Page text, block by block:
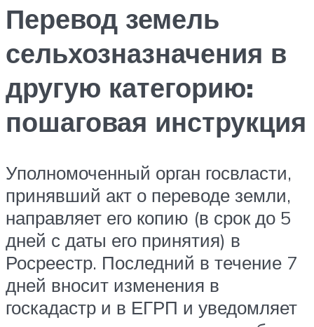
Перевод земель
сельхозназначения в
другую категорию:
пошаговая инструкция
Уполномоченный орган госвласти,
принявший акт о переводе земли,
направляет его копию (в срок до 5
дней с даты его принятия) в
Росреестр. Последний в течение 7
дней вносит изменения в
госкадастр и в ЕГРП и уведомляет